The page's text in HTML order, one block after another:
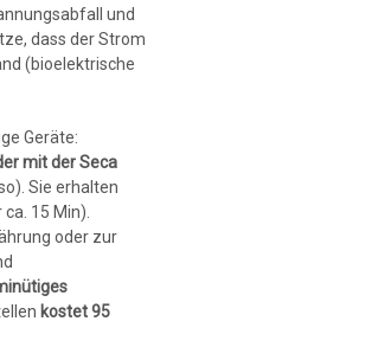
und
dass der Strom
(bioelektrische
Geräte:
mit der Seca
Sie erhalten
15 Min).
oder zur
kostet 95